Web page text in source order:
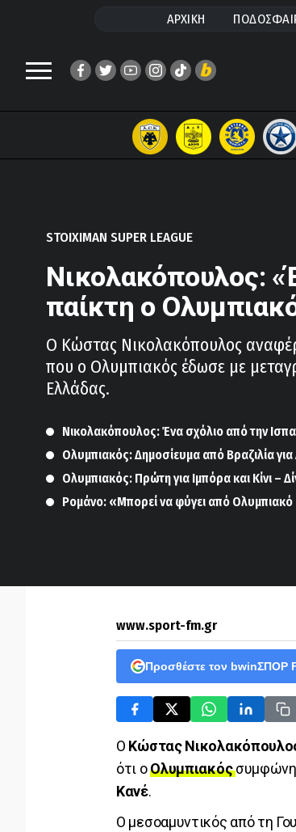
ΑΡΧΙΚΗ
STOIXIMAN SUPER LEAGUE
Νικολακόπουλος:
παίκτη ο
Ο Κώστας Νικολακόπουλος
που ο Ολυμπιακός έδωσε με
Ελλάδας.
Νικολακόπουλος: Ένα σχόλιο από την
Ολυμπιακός: Δημοσίευμα από Βραζιλία
Ολυμπιακός: Πρώτη για Ιμπόρα και Κίνι –
Ρομάνο: «Μπορεί να φύγει από
www.sport-fm.gr
Προσθέστε τον bwinΣΠΟΡ
Ο Κώστας
ότι οΟλυμπιακός
Κανέ.
Ο μεσοαμυντικός από τη